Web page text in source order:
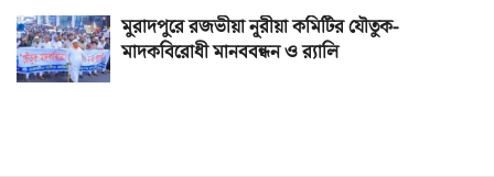
মুরাদপুরে রজভীয়া নূরীয়া কমিটির যৌতুক-
মাদকবিরোধী মানববন্ধন ও র‌্যালি